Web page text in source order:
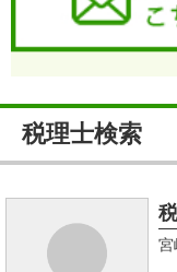
税理士検索
宮